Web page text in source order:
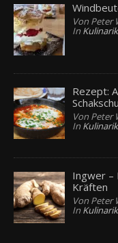
Von Peter
In Kulinarik
Rezept:
Von Peter
In Kulinarik
Ingwer –
Kräften
Von Peter
In Kulinarik